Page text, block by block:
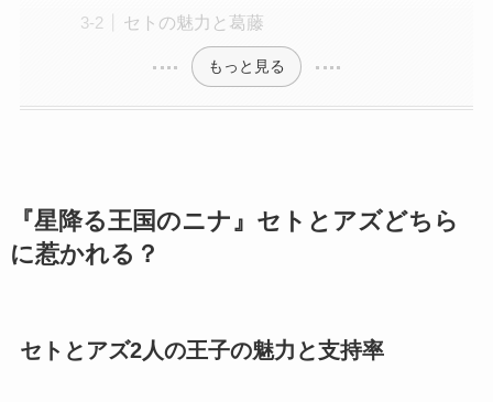
セトの魅力と葛藤
もっと見る
『星降る王国のニナ』セトとアズどちら
に惹かれる？
セトとアズ2人の王子の魅力と支持率